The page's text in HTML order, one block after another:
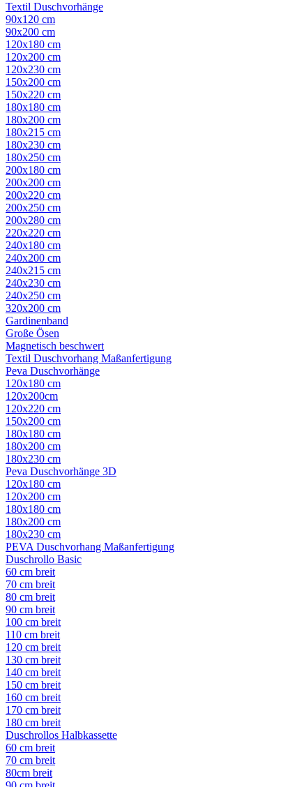
Textil Duschvorhänge
90x120 cm
90x200 cm
120x180 cm
120x200 cm
120x230 cm
150x200 cm
150x220 cm
180x180 cm
180x200 cm
180x215 cm
180x230 cm
180x250 cm
200x180 cm
200x200 cm
200x220 cm
200x250 cm
200x280 cm
220x220 cm
240x180 cm
240x200 cm
240x215 cm
240x230 cm
240x250 cm
320x200 cm
Gardinenband
Große Ösen
Magnetisch beschwert
Textil Duschvorhang Maßanfertigung
Peva Duschvorhänge
120x180 cm
120x200cm
120x220 cm
150x200 cm
180x180 cm
180x200 cm
180x230 cm
Peva Duschvorhänge 3D
120x180 cm
120x200 cm
180x180 cm
180x200 cm
180x230 cm
PEVA Duschvorhang Maßanfertigung
Duschrollo Basic
60 cm breit
70 cm breit
80 cm breit
90 cm breit
100 cm breit
110 cm breit
120 cm breit
130 cm breit
140 cm breit
150 cm breit
160 cm breit
170 cm breit
180 cm breit
Duschrollos Halbkassette
60 cm breit
70 cm breit
80cm breit